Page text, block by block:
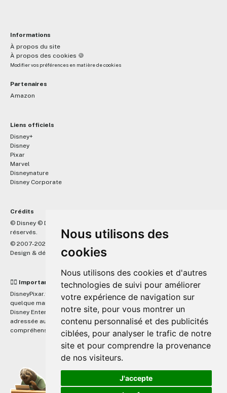
Nous utilisons des
cookies
Nous utilisons des cookies et d'autres
technologies de suivi pour améliorer
votre expérience de navigation sur
notre site, pour vous montrer un
contenu personnalisé et des publicités
ciblées, pour analyser le trafic de notre
site et pour comprendre la provenance
de nos visiteurs.
J'accepte
Informations
À propos du site
À propos des cookies 🍪
Modifier vos préférences en matière de cookies
Partenaires
Amazon
Liens officiels
Disney+
Disney
Pixar
Marvel
Disneynature
Disney Corporate
Crédits
© Disney © Disney/Pixar © &
réservés.
© 2007-2026 DisneyPixar.fr
Design & développement : MonsieurPaul
☝🏼 Important
DisneyPixar.fr est un site indépendant et n'est en aucun cas lié de
quelque manière que ce soit avec The Walt Disney Company, Pixar,
Disney Enterprises, Inc ou leurs dérivés ou associés. Toute demande
adressée aux studios Disney ou Pixar sera ignorée. Merci de votre
compréhension.